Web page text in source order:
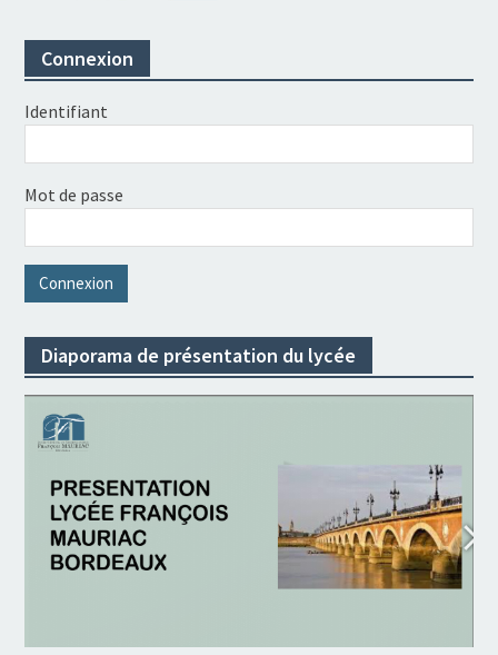
Connexion
Identifiant
Mot de passe
Diaporama de présentation du lycée